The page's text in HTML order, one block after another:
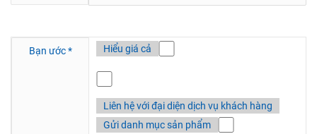
Bạn ước* Hiểu giá cả
Liên hệ với đại diện dịch vụ khách hàng
Gửi danh mục sản phẩm